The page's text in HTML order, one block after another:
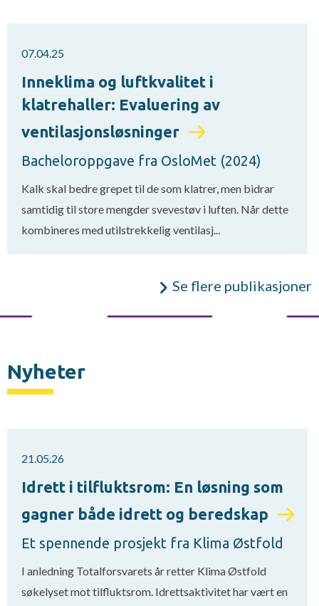
07.04.25
Inneklima og luftkvalitet i
klatrehaller: Evaluering av
ventilasjonsløsninger
Bacheloroppgave fra OsloMet (2024)
Kalk skal bedre grepet til de som klatrer, men bidrar
samtidig til store mengder svevestøv i luften. Når dette
kombineres med utilstrekkelig ventilasj...
Se flere publikasjoner
Nyheter
21.05.26
Idrett i tilfluktsrom: En løsning som
gagner både idrett og beredskap
Et spennende prosjekt fra Klima Østfold
I anledning Totalforsvarets år retter Klima Østfold
søkelyset mot tilfluktsrom. Idrettsaktivitet har vært en